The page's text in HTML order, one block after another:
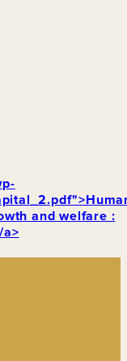
and welfare :